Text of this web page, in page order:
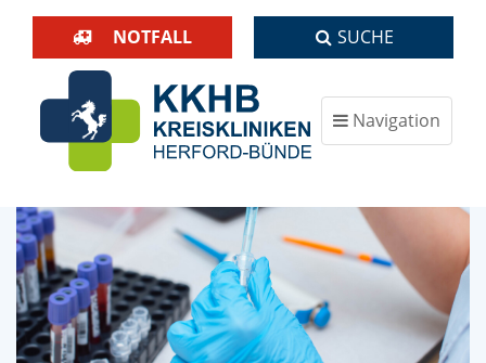
NOTFALL SUCHE
Navigation
ein-/ausblenden